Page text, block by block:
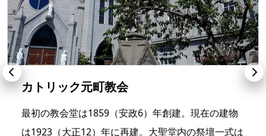
カトリック元町教会
最初の教会堂は1859（安政6）年創建。現在の建物
は1923（大正12）年に再建。大聖堂内の祭壇一式は